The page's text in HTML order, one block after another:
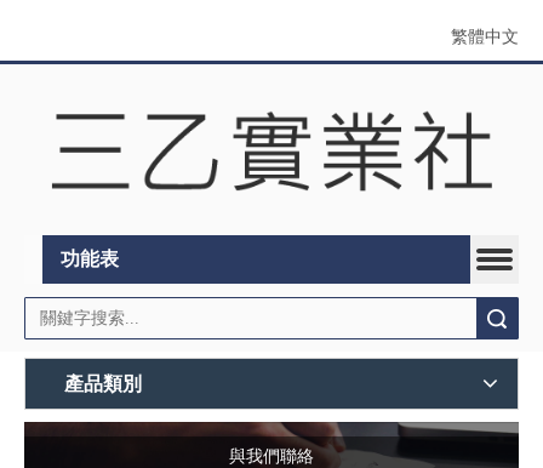
繁體中文
功能表
產品類別
與我們聯絡